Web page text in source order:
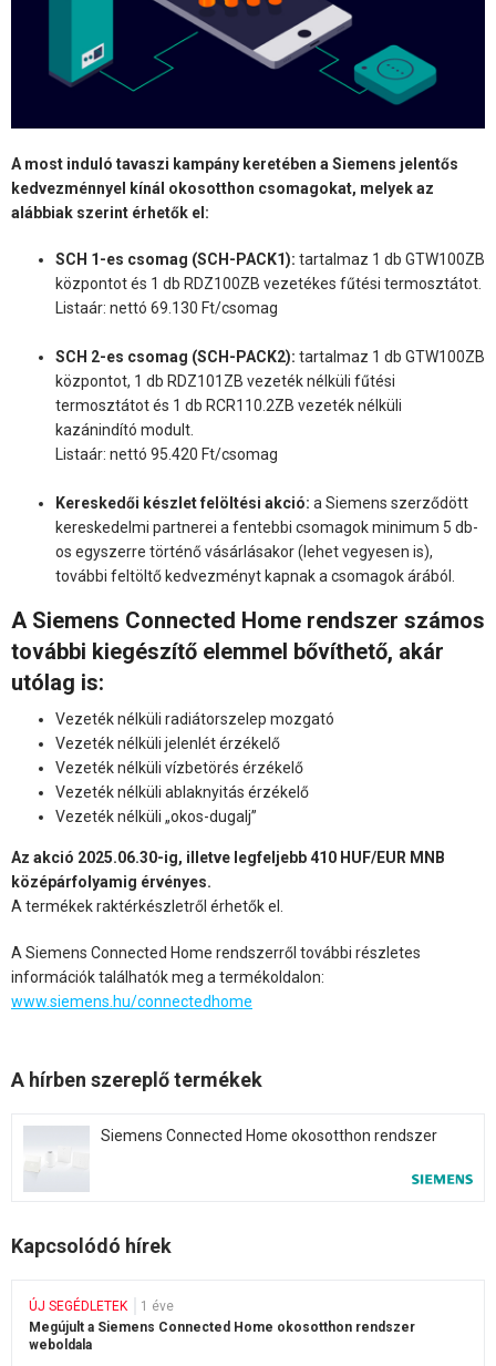
A most induló tavaszi kampány keretében a Siemens jelentős
kedvezménnyel kínál okosotthon csomagokat, melyek az
alábbiak szerint érhetők el:
SCH 1-es csomag (SCH-PACK1): tartalmaz 1 db GTW100ZB
központot és 1 db RDZ100ZB vezetékes fűtési termosztátot.
Listaár: nettó 69.130 Ft/csomag
SCH 2-es csomag (SCH-PACK2): tartalmaz 1 db GTW100ZB
központot, 1 db RDZ101ZB vezeték nélküli fűtési
termosztátot és 1 db RCR110.2ZB vezeték nélküli
kazánindító modult.
Listaár: nettó 95.420 Ft/csomag
Kereskedői készlet felöltési akció: a Siemens szerződött
kereskedelmi partnerei a fentebbi csomagok minimum 5 db-
os egyszerre történő vásárlásakor (lehet vegyesen is),
további feltöltő kedvezményt kapnak a csomagok árából.
A Siemens Connected Home rendszer számos
további kiegészítő elemmel bővíthető, akár
utólag is:
Vezeték nélküli radiátorszelep mozgató
Vezeték nélküli jelenlét érzékelő
Vezeték nélküli vízbetörés érzékelő
Vezeték nélküli ablaknyitás érzékelő
Vezeték nélküli „okos-dugalj”
Az akció 2025.06.30-ig, illetve legfeljebb 410 HUF/EUR MNB
középárfolyamig érvényes.
A termékek raktérkészletről érhetők el.
A Siemens Connected Home rendszerről további részletes
információk találhatók meg a termékoldalon:
www.siemens.hu/connectedhome
A hírben szereplő termékek
Siemens Connected Home okosotthon rendszer
Kapcsolódó hírek
ÚJ SEGÉDLETEK
1 éve
Megújult a Siemens Connected Home okosotthon rendszer
weboldala